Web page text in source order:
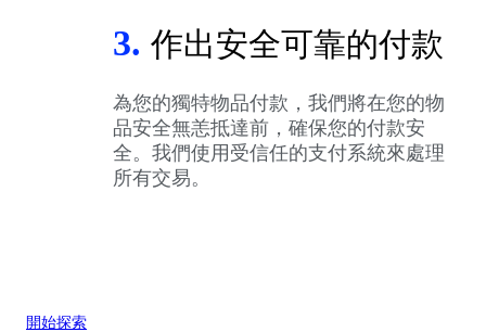
3. 作出安全可靠的付款
為您的獨特物品付款，我們將在您的物
品安全無恙抵達前，確保您的付款安
全。我們使用受信任的支付系統來處理
所有交易。
開始探索